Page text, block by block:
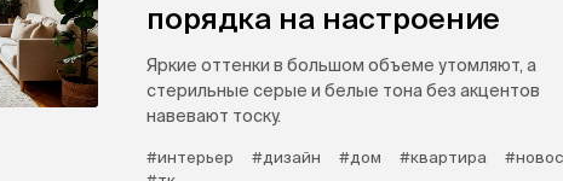
порядка на настроение
Яркие оттенки в большом объеме утомляют, а
стерильные серые и белые тона без акцентов
навевают тоску.
#интерьер #дизайн #дом #квартира